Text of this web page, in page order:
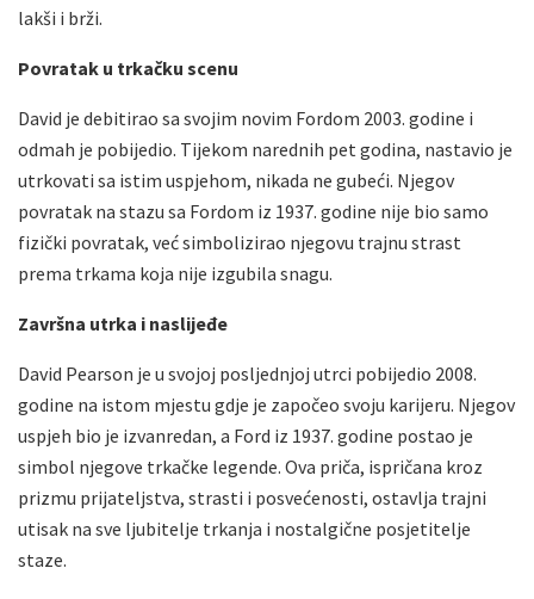
lakši i brži.
Povratak u trkačku scenu
David je debitirao sa svojim novim Fordom 2003. godine i
odmah je pobijedio. Tijekom narednih pet godina, nastavio je
utrkovati sa istim uspjehom, nikada ne gubeći. Njegov
povratak na stazu sa Fordom iz 1937. godine nije bio samo
fizički povratak, već simbolizirao njegovu trajnu strast
prema trkama koja nije izgubila snagu.
Završna utrka i naslijeđe
David Pearson je u svojoj posljednjoj utrci pobijedio 2008.
godine na istom mjestu gdje je započeo svoju karijeru. Njegov
uspjeh bio je izvanredan, a Ford iz 1937. godine postao je
simbol njegove trkačke legende. Ova priča, ispričana kroz
prizmu prijateljstva, strasti i posvećenosti, ostavlja trajni
utisak na sve ljubitelje trkanja i nostalgične posjetitelje
staze.